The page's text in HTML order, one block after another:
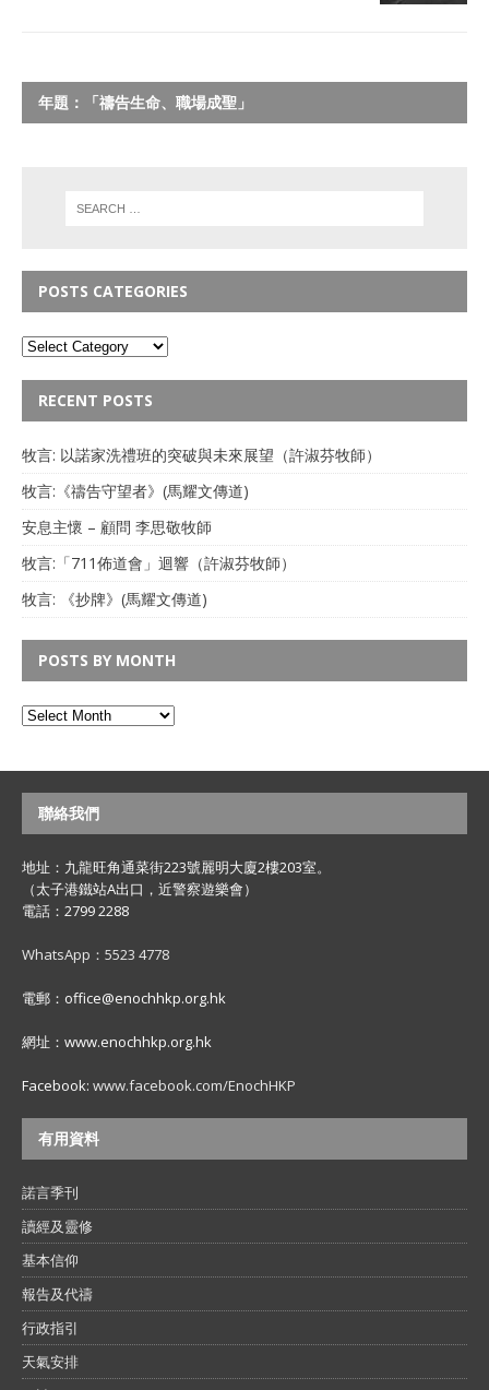
年題：「禱告生命、職場成聖」
POSTS CATEGORIES
RECENT POSTS
牧言: 以諾家洗禮班的突破與未來展望（許淑芬牧師）
牧言:《禱告守望者》(馬耀文傳道)
安息主懷 – 顧問 李思敬牧師
牧言:「711佈道會」迴響（許淑芬牧師）
牧言: 《抄牌》(馬耀文傳道)
POSTS BY MONTH
聯絡我們
地址：九龍旺角通菜街223號麗明大廈2樓203室。
（太子港鐵站A出口，近警察遊樂會）
電話：2799 2288
WhatsApp：5523 4778
電郵：office@enochhkp.org.hk
網址：www.enochhkp.org.hk
Facebook: www.facebook.com/EnochHKP
有用資料
諾言季刊
讀經及靈修
基本信仰
報告及代禱
行政指引
天氣安排